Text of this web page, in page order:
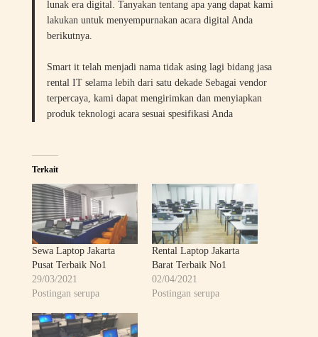
lunak era digital. Tanyakan tentang apa yang dapat kami
lakukan untuk menyempurnakan acara digital Anda
berikutnya.
Smart it telah menjadi nama tidak asing lagi bidang jasa
rental IT selama lebih dari satu dekade Sebagai vendor
terpercaya, kami dapat mengirimkan dan menyiapkan
produk teknologi acara sesuai spesifikasi Anda
Terkait
Sewa Laptop Jakarta
Pusat Terbaik No1
29/03/2021
Postingan serupa
Rental Laptop Jakarta
Barat Terbaik No1
02/04/2021
Postingan serupa